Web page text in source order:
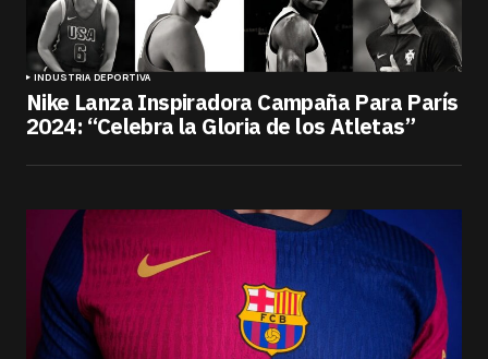
INDUSTRIA DEPORTIVA
Nike Lanza Inspiradora Campaña Para París
2024: “Celebra la Gloria de los Atletas”